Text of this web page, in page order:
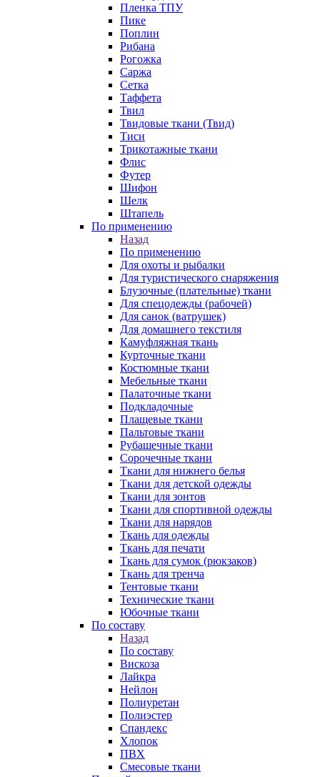
Пленка ТПУ
Пике
Поплин
Рибана
Рогожка
Саржа
Сетка
Таффета
Твил
Твидовые ткани (Твид)
Тиси
Трикотажные ткани
Флис
Футер
Шифон
Шелк
Штапель
По применению
Назад
По применению
Для охоты и рыбалки
Для туристического снаряжения
Блузочные (плательные) ткани
Для спецодежды (рабочей)
Для санок (ватрушек)
Для домашнего текстиля
Камуфляжная ткань
Курточные ткани
Костюмные ткани
Мебельные ткани
Палаточные ткани
Подкладочные
Плащевые ткани
Пальтовые ткани
Рубашечные ткани
Сорочечные ткани
Ткани для нижнего белья
Ткани для детской одежды
Ткани для зонтов
Ткани для спортивной одежды
Ткани для нарядов
Ткань для одежды
Ткань для печати
Ткань для сумок (рюкзаков)
Ткань для тренча
Тентовые ткани
Технические ткани
Юбочные ткани
По составу
Назад
По составу
Вискоза
Лайкра
Нейлон
Полиуретан
Полиэстер
Спандекс
Хлопок
ПВХ
Смесовые ткани